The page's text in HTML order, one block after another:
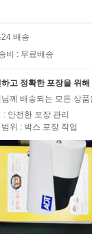
배송
비 : 무료배송
하고 정확한 포장을 위
님께 배송되는 모든 상
: 안전한 포장 관리
위 : 박스 포장 작업